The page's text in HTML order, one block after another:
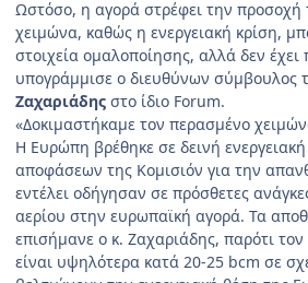
Ωστόσο, η αγορά στρέφει την προσοχή
χειμώνα, καθώς η ενεργειακή κρίση,
στοιχεία ομαλοποίησης, αλλά δεν έχει
υπογράμμισε ο διευθύνων σύμβουλος
Ζαχαριάδης στο ίδιο Forum.
«Δοκιμαστήκαμε τον περασμένο
Η Ευρώπη βρέθηκε σε δεινή
αποφάσεων της Κομισιόν για την
εντέλει οδήγησαν σε πρόσθετες
αερίου στην ευρωπαϊκή αγορά. Τα
επισήμανε ο κ. Ζαχαριάδης, παρότι
είναι υψηλότερα κατά 20-25 bcm σε